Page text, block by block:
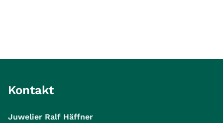
Kontakt
Juwelier Ralf Häffner